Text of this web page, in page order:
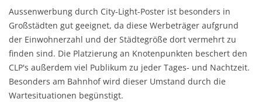
Aussenwerbung durch City-Light-Poster ist besonders in
Großstädten gut geeignet, da diese Werbeträger aufgrund
der Einwohnerzahl und der Städtegröße dort vermehrt zu
finden sind. Die Platzierung an Knotenpunkten beschert den
CLP's außerdem viel Publikum zu jeder Tages- und Nachtzeit.
Besonders am Bahnhof wird dieser Umstand durch die
Wartesituationen begünstigt.